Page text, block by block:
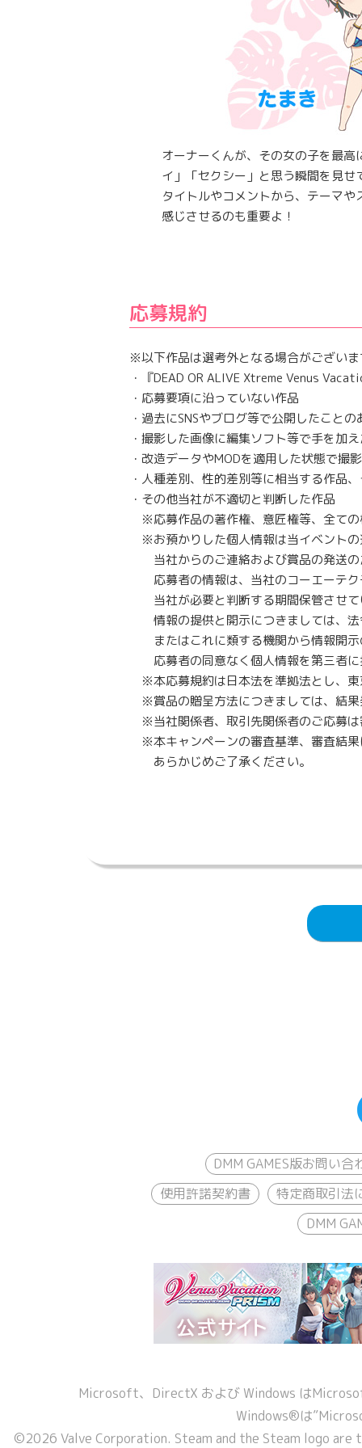
オーナーくんが、その女の子を最高
イ」「セクシー」と思う瞬間を見
タイトルやコメントから、テーマや
感じさせるのも重要よ！
応募規約
※以下作品は選考外となる場合がござい
・『DEAD OR ALIVE Xtreme Venus
・応募要項に沿っていない作品
・過去にSNSやブログ等で公開したことの
・撮影した画像に編集ソフト等で手を加
・改造データやMODを適用した状態で撮
・人種差別、性的差別等に相当する作品
・その他当社が不適切と判断した作品
※応募作品の著作権、意匠権等、全て
※お預かりした個人情報は当イベントの
当社からのご連絡および賞品の発送の
応募者の情報は、当社のコーエーテク
当社が必要と判断する期間保管させて
情報の提供と開示につきましては、法
またはこれに類する機関から情報開示
応募者の同意なく個人情報を第三者に
※本応募規約は日本法を準拠法とし、
※賞品の贈呈方法につきましては、結
※当社関係者、取引先関係者のご応募
※本キャンペーンの審査基準、審査結果
あらかじめご了承ください。
DMM GAMES版お問い合
使用許諾契約書
特定商取引法
DMM
Microsoft、DirectX および Windows は
Windows®は
©2026 Valve Corporation. Steam and the Steam logo